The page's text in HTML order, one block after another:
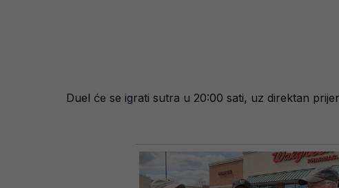
Duel će se igrati sutra u 20:00 sati, uz direktan